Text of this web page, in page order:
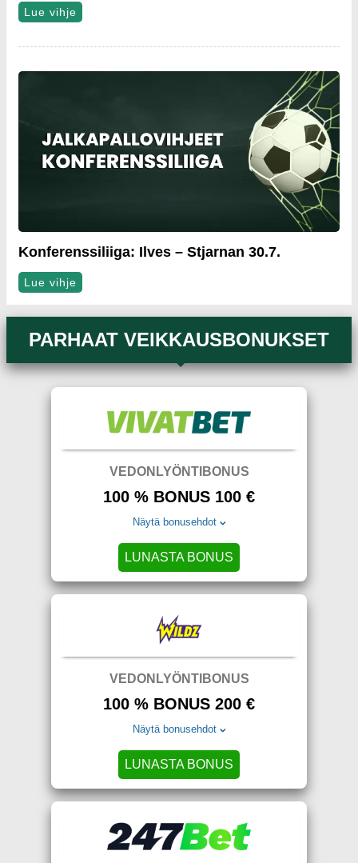
Lue vihje
Konferenssiliiga: Ilves – Stjarnan 30.7.
Lue vihje
PARHAAT VEIKKAUSBONUKSET
VEDONLYÖNTIBONUS
100 % BONUS 100 €
Näytä bonusehdot
LUNASTA BONUS
VEDONLYÖNTIBONUS
100 % BONUS 200 €
Näytä bonusehdot
LUNASTA BONUS